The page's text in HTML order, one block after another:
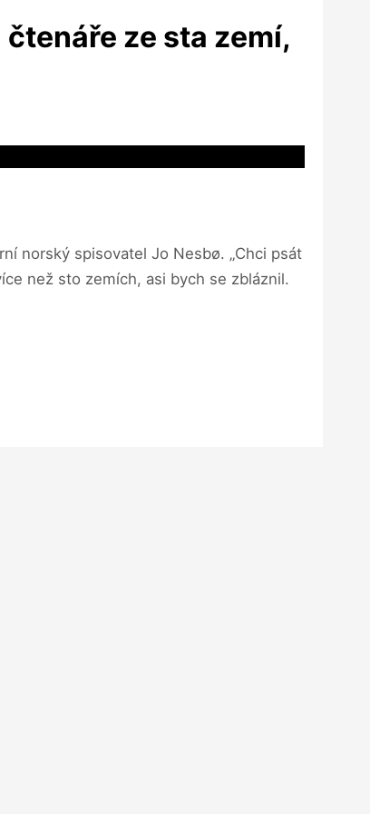
ze sta zemí,
norský spisovatel Jo Nesbø. „Chci psát
než sto zemích, asi bych se zbláznil.